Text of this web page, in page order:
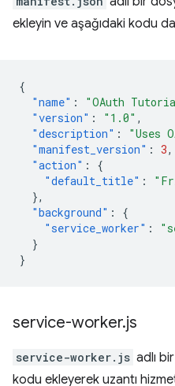
ekleyin ve aşağıdaki kodu
{
"name" : "OAuth
"version" : "1.0" ,
"description" :
"Uses
"manifest_version" : 3,
"action" :
{
"default_title" :
},
"background" :
{
"service_worker" :
}
}
service-worker.js
service-worker.js adlı
kodu ekleyerek uzantı